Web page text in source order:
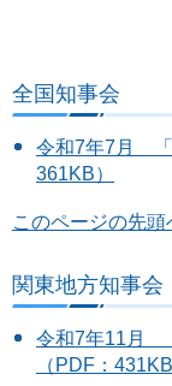
全国知事会
令和7年7月 「
361KB）
このページの先頭
関東地方知事会
令和7年11月
（PDF：431KB